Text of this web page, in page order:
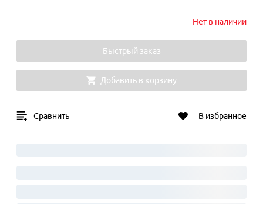
Нет в наличии
Быстрый заказ
Добавить в корзину
Сравнить В избранное